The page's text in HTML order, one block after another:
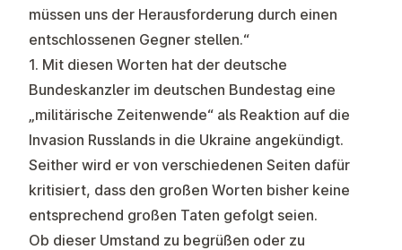
müssen uns der Herausforderung durch einen
entschlossenen Gegner stellen.“
1. Mit diesen Worten hat der deutsche
Bundeskanzler im deutschen Bundestag eine
„militärische Zeitenwende“ als Reaktion auf die
Invasion Russlands in die Ukraine angekündigt.
Seither wird er von verschiedenen Seiten dafür
kritisiert, dass den großen Worten bisher keine
entsprechend großen Taten gefolgt seien.
Ob dieser Umstand zu begrüßen oder zu